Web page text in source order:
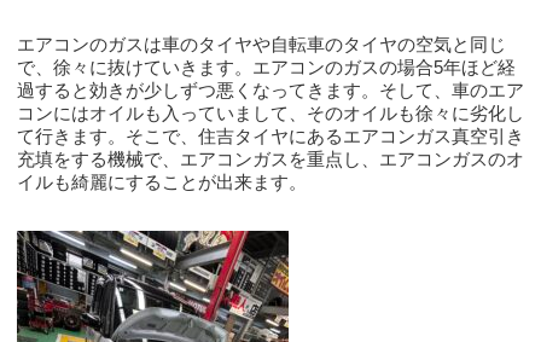
エアコンのガスは車のタイヤや自転車のタイヤの空気と同じ
で、徐々に抜けていきます。エアコンのガスの場合5年ほど経
過すると効きが少しずつ悪くなってきます。そして、車のエア
コンにはオイルも入っていまして、そのオイルも徐々に劣化し
て行きます。そこで、住吉タイヤにあるエアコンガス真空引き
充填をする機械で、エアコンガスを重点し、エアコンガスのオ
イルも綺麗にすることが出来ます。